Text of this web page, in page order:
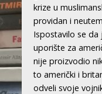
krize u
providan i
Ispostavilo se
uporište za
nije proizvodio
to američki i
odveli svoje